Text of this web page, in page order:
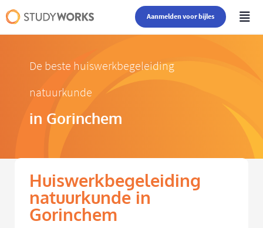
Aanmelden voor bijles
De beste huiswerkbegeleiding
natuurkunde
in Gorinchem
Huiswerkbegeleiding
natuurkunde in
Gorinchem